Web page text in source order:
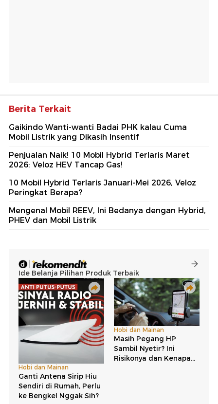
Berita Terkait
Gaikindo Wanti-wanti Badai PHK kalau Cuma
Mobil Listrik yang Dikasih Insentif
Penjualan Naik! 10 Mobil Hybrid Terlaris Maret
2026: Veloz HEV Tancap Gas!
10 Mobil Hybrid Terlaris Januari-Mei 2026, Veloz
Peringkat Berapa?
Mengenal Mobil REEV, Ini Bedanya dengan Hybrid,
PHEV dan Mobil Listrik